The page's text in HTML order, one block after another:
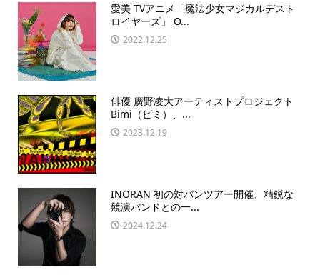
愛美 TVアニメ「魔法少女マジカルデスト
ロイヤーズ」 O...
2022.12.25
俳優 廣野凌大アーティストプロジェクト
Bimi（ビミ）、...
2023.12.19
INORAN 初の対バンツアー開催、精鋭な
競演バンドとの一...
2024.12.24